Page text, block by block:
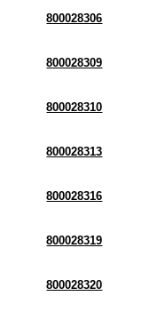
800028306
800028309
800028310
800028313
800028316
800028319
800028320